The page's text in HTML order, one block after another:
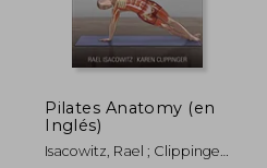
Pilates Anatomy (en
Inglés)
Isacowitz, Rael ; Clippinger,